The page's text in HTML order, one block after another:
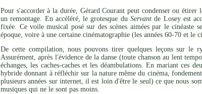
Pour s'accorder à la durée, Gérard Courant peut condenser ou
un remontage. En accéléré, le grotesque du Servant de Losey est
fixée. Ce voile musical posé sur des scènes aimées par le cinéaste
époque, voire à une certaine cinématographie (les années 60-70 et le
De cette compilation, nous pouvons tirer quelques leçons sur le
Assurément, après l'évidence de la danse (toute chanson au lent
échanges, les caches-caches et les déambulations. En mariant
hybride donnant à réfléchir sur la nature même du cinéma,
plusieurs années sur internet, il est loin d'être le seul) ce que nous
musiques qui ne le sont pas moins.